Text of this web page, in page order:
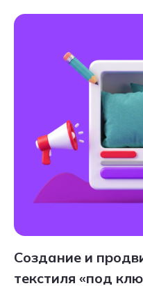
Создание и
текстиля «под